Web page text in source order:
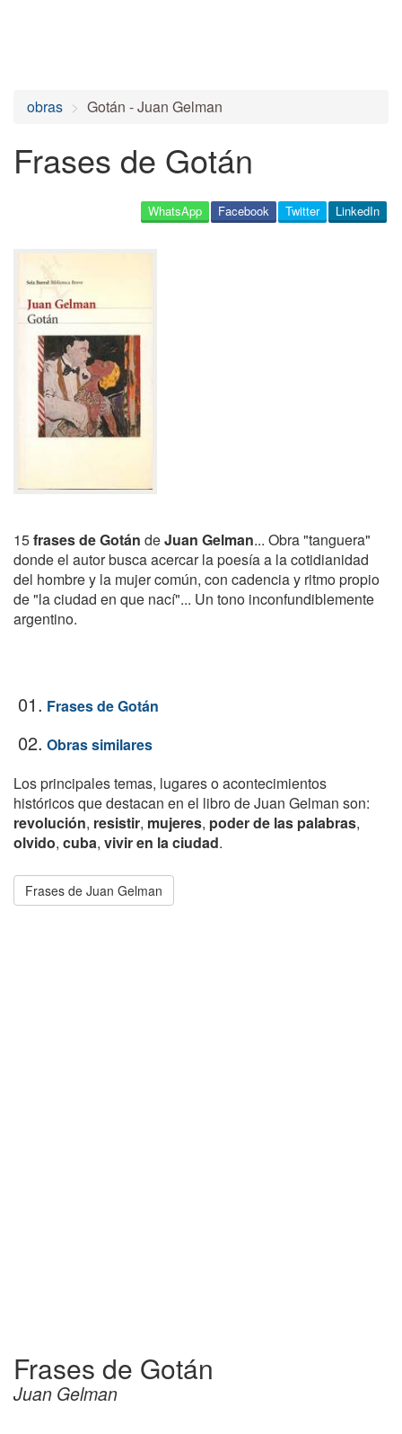
obras Gotán - Juan Gelman
Frases de Gotán
LinkedIn
Twitter
Facebook
WhatsApp
15frases de Gotán deJuan Gelman... Obra "tanguera"
donde el autor busca acercar la poesía a la cotidianidad
del hombre y la mujer común, con cadencia y ritmo propio
de "la ciudad en que nací"... Un tono inconfundiblemente
argentino.
01. Frases de Gotán
02. Obras similares
Los principales temas, lugares o acontecimientos
históricos que destacan en el libro de Juan Gelman son:
revolución, resistir, mujeres, poder de las palabras,
olvido, cuba, vivir en la ciudad.
Frases de Juan Gelman
Frases de Gotán
Juan Gelman